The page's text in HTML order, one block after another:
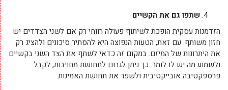
שתפו גם את הקשיים
הזדמנות עסקית הופכת לשיתוף פעולה רווחי רק אם לשני הצדדים יש
חזון משותף. עם זאת, הטעות הנפוצה היא להסתיר סיכונים ולהציג רק
את היתרונות של המיזם. במקום זה כדאי לשתף את הצד השני בקשיים
ולשמוע מה יש לו לומר. כך ניתן לגרום לתחושת מחויבות, לקבל
פרספקטיבה אובייקטיבית ולשפר את תחושת האמינות.